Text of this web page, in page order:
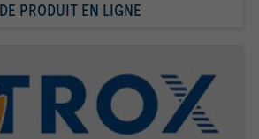
PRODUIT EN LIGNE